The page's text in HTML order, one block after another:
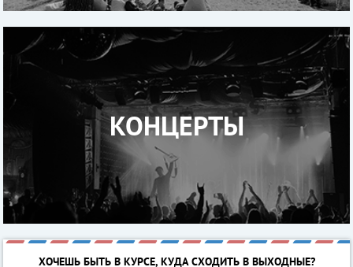
КОНЦЕРТЫ
ХОЧЕШЬ БЫТЬ В КУРСЕ, КУДА СХОДИТЬ В ВЫХОДНЫЕ?